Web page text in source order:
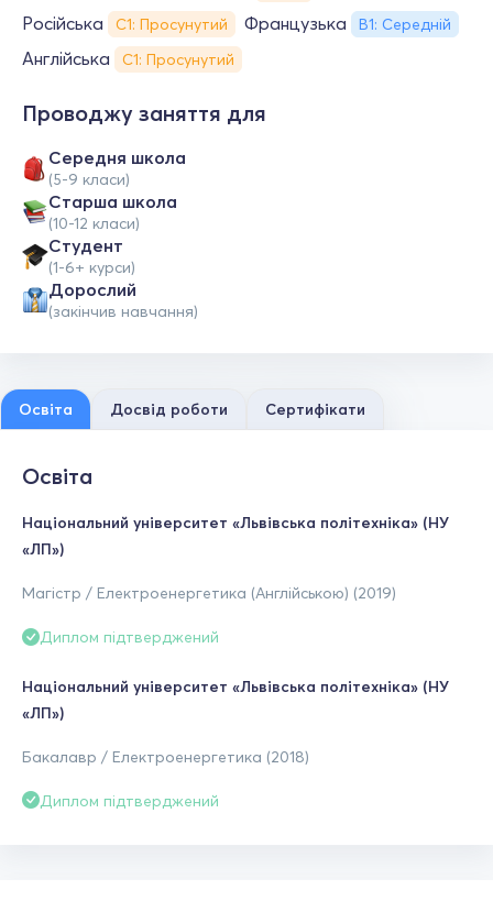
Російська С1: Просунутий Французька В1: Середній
Англійська С1: Просунутий
Проводжу заняття для
Середня школа
(5-9 класи)
Старша школа
(10-12 класи)
Студент
(1-6+ курси)
Дорослий
(закінчив навчання)
Освіта Досвід роботи Сертифікати
Освіта
Національний університет «Львівська політехніка» (НУ
«ЛП»)
Магістр / Електроенергетика (Англійською) (2019)
Диплом підтверджений
Національний університет «Львівська політехніка» (НУ
«ЛП»)
Бакалавр / Електроенергетика (2018)
Диплом підтверджений